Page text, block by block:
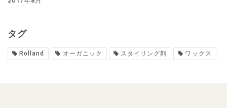
タグ
Rolland オーガニック スタイリング剤 ワックス